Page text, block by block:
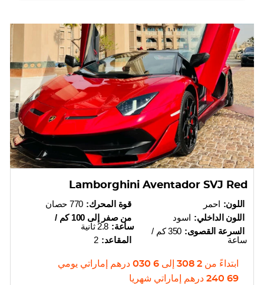
Lamborghini Aventador SVJ Red
قوة المحرك: 770 حصان
من صفر إلى 100 كم /
ساعة: 2.8 ثانية
المقاعد: 2
اللون: احمر
اللون الداخلي: اسود
السرعة القصوى:
350 كم /
ساعة
ابتداءً من 2 308 إلى 6 030 درهم إماراتي يومي
69 240
درهم إماراتي شهريا